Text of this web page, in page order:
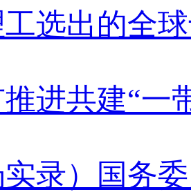
选出的全
进共建“一
实录）国务